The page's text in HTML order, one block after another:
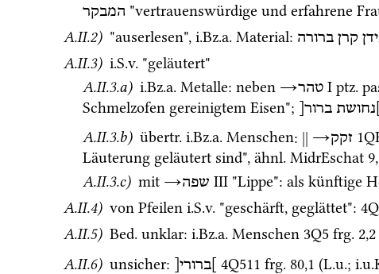
המבקר "vertrauenswürdige und erfahrene
A.II.2) "auserlesen", i.Bz.a. Material: קרן ברורה
A.II.3) i.S.v. "geläutert"
A.II.3.a) i.Bz.a. Metalle: neben →טהר ‎ I ptz.
Schmelzofen gereinigtem Eisen";
]נחושת ברור[
A.II.3.b) übertr. i.Bz.a. Menschen: || →זקק
Läuterung geläutert sind", ähnl. MidrEschat
A.II.3.c) mit →שפה ‎ III "Lippe": als künftige
A.II.4) von Pfeilen i.S.v. "geschärft, geglättet":
A.II.5) Bed. unklar: i.Bz.a. Menschen 3Q5 frg. 2,2
A.II.6) unsicher: ]ברורי[ 4Q511 frg. 80,1 (L.u.;